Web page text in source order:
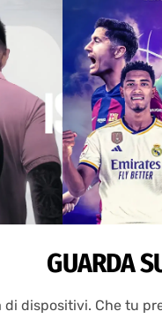
GUARDA
di dispositivi. Che